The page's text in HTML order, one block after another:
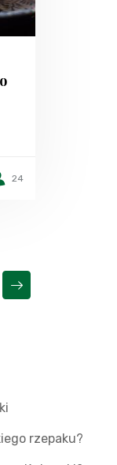
24
rzepaku?